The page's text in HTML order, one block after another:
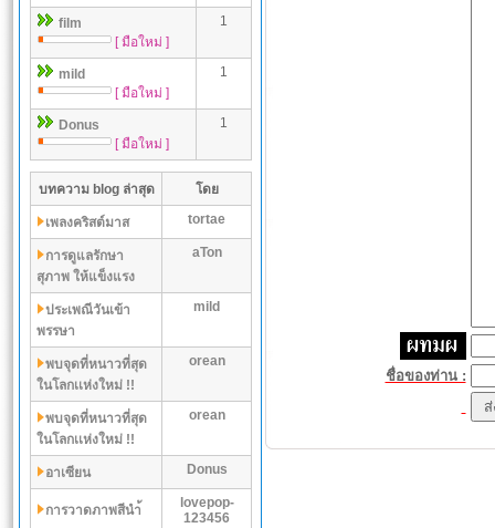
film
[ มือใหม่ ]
1
mild
[ มือใหม่ ]
1
Donus
[ มือใหม่ ]
1
บทความ blog ล่าสุด โดย
เพลงคริสต์มาส tortae
การดูแลรักษา
สุภาพ ให้แข็งแรง
aTon
ประเพณีวันเข้า
พรรษา
mild
พบจุดที่หนาวที่สุด
ในโลกเเห่งใหม่ !!
orean
พบจุดที่หนาวที่สุด
ในโลกเเห่งใหม่ !!
orean
อาเซียน Donus
การวาดภาพสีนำ้
lovepop-
123456
ชื่อของท่าน :